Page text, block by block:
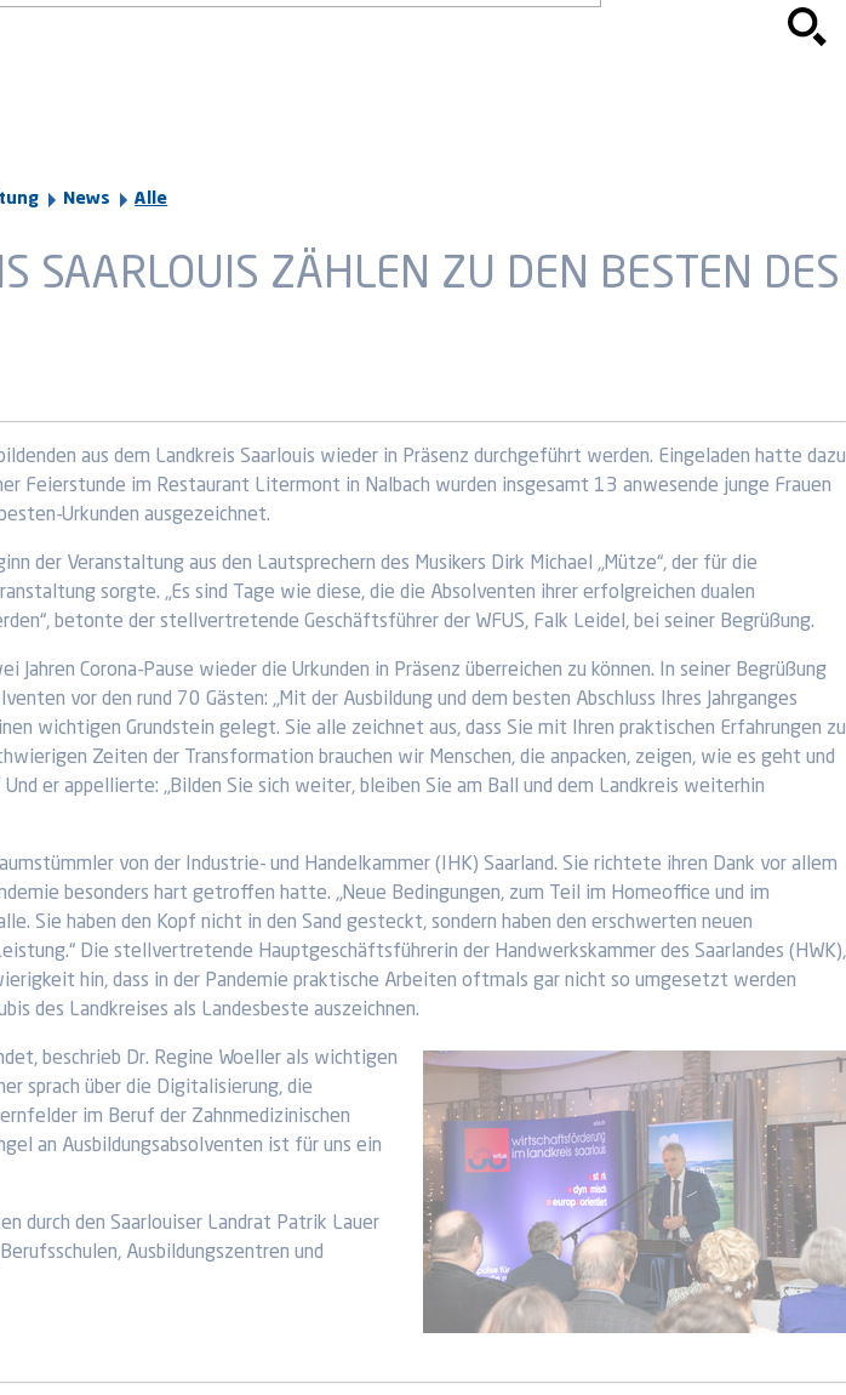
News Alle
SAARLOUIS ZÄHLEN ZU DEN BESTEN DES
aus dem Landkreis Saarlouis wieder in Präsenz durchgeführt werden. Eingeladen hatte dazu
Feierstunde im Restaurant Litermont in Nalbach wurden insgesamt 13 anwesende junge Frauen
Urkunden ausgezeichnet.
der Veranstaltung aus den Lautsprechern des Musikers Dirk Michael „Mütze“, der für die
sorgte. „Es sind Tage wie diese, die die Absolventen ihrer erfolgreichen dualen
betonte der stellvertretende Geschäftsführer der WFUS, Falk Leidel, bei seiner Begrüßung.
Jahren Corona-Pause wieder die Urkunden in Präsenz überreichen zu können. In seiner Begrüßung
vor den rund 70 Gästen: „Mit der Ausbildung und dem besten Abschluss Ihres Jahrganges
wichtigen Grundstein gelegt. Sie alle zeichnet aus, dass Sie mit Ihren praktischen Erfahrungen zu
Zeiten der Transformation brauchen wir Menschen, die anpacken, zeigen, wie es geht und
er appellierte: „Bilden Sie sich weiter, bleiben Sie am Ball und dem Landkreis weiterhin
von der Industrie- und Handelkammer (IHK) Saarland. Sie richtete ihren Dank vor allem
besonders hart getroffen hatte. „Neue Bedingungen, zum Teil im Homeoffice und im
Sie haben den Kopf nicht in den Sand gesteckt, sondern haben den erschwerten neuen
Die stellvertretende Hauptgeschäftsführerin der Handwerkskammer des Saarlandes (HWK),
hin, dass in der Pandemie praktische Arbeiten oftmals gar nicht so umgesetzt werden
des Landkreises als Landesbeste auszeichnen.
beschrieb Dr. Regine Woeller als wichtigen
sprach über die Digitalisierung, die
im Beruf der Zahnmedizinischen
an Ausbildungsabsolventen ist für uns ein
durch den Saarlouiser Landrat Patrik Lauer
Ausbildungszentren und